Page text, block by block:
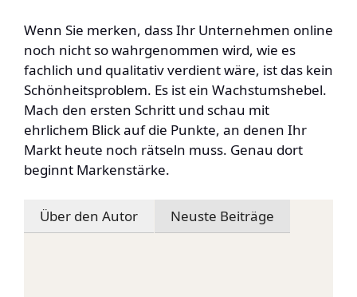
Wenn Sie merken, dass Ihr Unternehmen online
noch nicht so wahrgenommen wird, wie es
fachlich und qualitativ verdient wäre, ist das kein
Schönheitsproblem. Es ist ein Wachstumshebel.
Mach den ersten Schritt und schau mit
ehrlichem Blick auf die Punkte, an denen Ihr
Markt heute noch rätseln muss. Genau dort
beginnt Markenstärke.
Über den Autor Neuste Beiträge